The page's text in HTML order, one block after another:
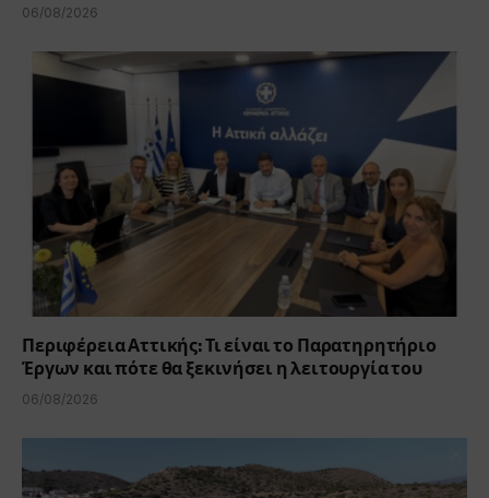
06/08/2026
Περιφέρεια Αττικής: Τι είναι το Παρατηρητήριο
Έργων και πότε θα ξεκινήσει η λειτουργία του
06/08/2026